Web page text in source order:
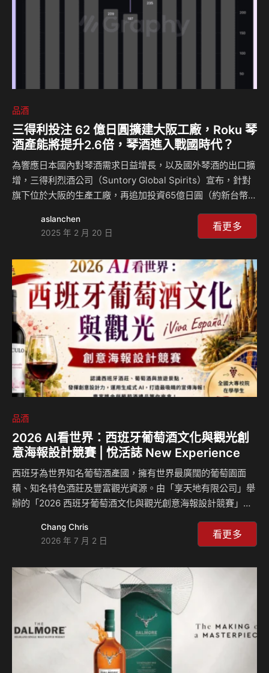
品酒
三得利投注 62 億日圓擴建大阪工廠，Roku 琴
酒產能將提升2.6倍，琴酒進入戰國時代？
為響應日本國內對琴酒需求日益增長，以及國外琴酒的出口擴
增，三得利烈酒公司（Suntory Global Spirits）宣布，針對
旗下位於大阪的生產工廠，再追加投資65億日圓（約新台幣
NO BI）琴酒品牌斥資2,500萬歐元（約新台幣8億5千餘
萬），在京都府龜岡市興建一座完全以水力、風力、太陽能以
建琴酒廠的大型企業。 三得利大阪工廠是該公司旗下 「六
Roku」 琴酒以及其他烈酒、利口酒的生產基地。本次投資的
重點是在大阪工廠內新建一座名為「大阪烈酒和利口酒精釀酒
廠」的設施。新工…
aslanchen
2025 年 2 月 20 日
看更多
品酒
2026 AI看世界：西班牙葡萄酒文化與觀光創
意海報設計競賽 | 悅活誌 New Experience
西班牙為世界知名葡萄酒產國，擁有世界最廣闊的葡萄園面
積、知名特色酒莊及豐富觀光資源。由「享天地有限公司」舉
辦的「2026 西班牙葡萄酒文化與觀光創意海報設計競賽」即
酒莊、萄萄酒產品及著名旅遊景點，培養資訊整合、視覺設
計、觀光行銷及生成式AI應用能力。 不知道該從何下手？沒關
靈感大爆發！ 組別一：【酒莊行銷組】靈感：這不是酒莊，
是藝術品的殿堂 西班牙許多酒莊早已跳脫傳統農舍，邀請全
球頂尖建築大師跨界打造，完美融合了「美酒與超未來視
覺」。以下舉列三家酒莊給各位參考： 里斯卡酒莊 (Marqu…
Chang Chris
2026 年 7 月 2 日
看更多